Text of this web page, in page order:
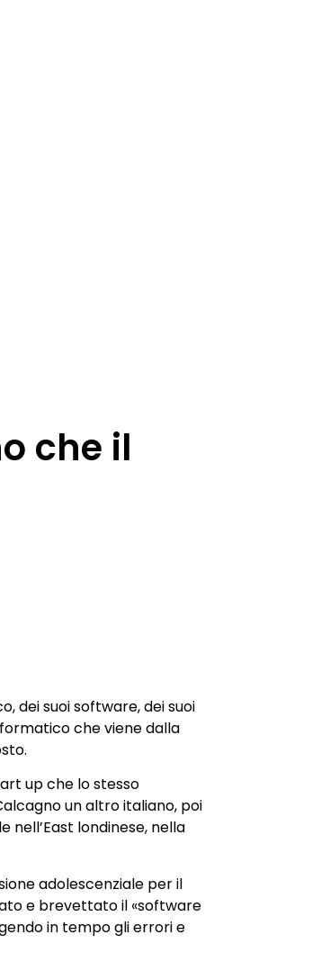
che il
dei suoi software, dei suoi
che viene dalla
up che lo stesso
un altro italiano, poi
nell’East londinese, nella
adolescenziale per il
e brevettato il «software
in tempo gli errori e